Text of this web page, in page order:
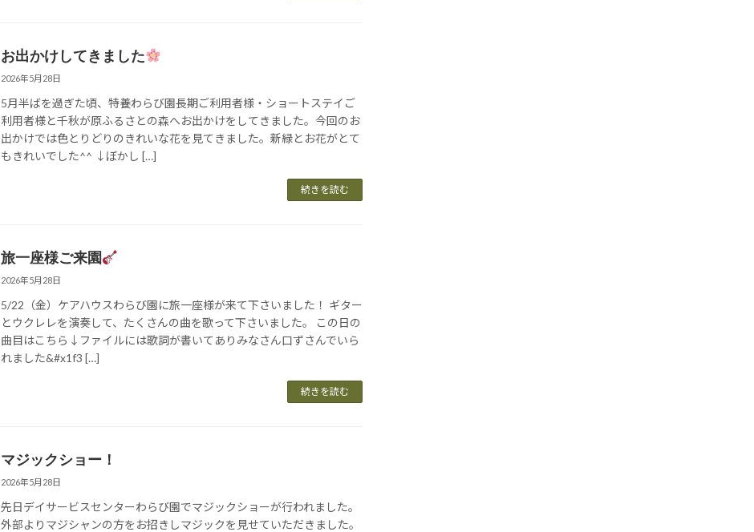
お出かけしてきました
2026年5月28日
5月半ばを過ぎた頃、特養わらび園長期ご利用者様・ショートステイご
利用者様と千秋が原ふるさとの森へお出かけをしてきました。今回のお
出かけでは色とりどりのきれいな花を見てきました。新緑とお花がとて
もきれいでした^^ ↓ぼかし […]
続きを読む
旅一座様ご来園
2026年5月28日
5/22（金）ケアハウスわらび園に旅一座様が来て下さいました！ ギター
とウクレレを演奏して、たくさんの曲を歌って下さいました。 この日の
曲目はこちら↓ファイルには歌詞が書いてありみなさん口ずさんでいら
れました&#x1f3 […]
続きを読む
マジックショー！
2026年5月28日
先日デイサービスセンターわらび園でマジックショーが行われました。
外部よりマジシャンの方をお招きしマジックを見せていただきました。